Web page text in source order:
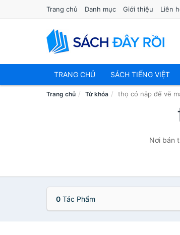
Trang chủ Danh mục Giới thiệu Liên
TRANG CHỦ SÁCH TIẾNG VIỆT
Trang chủ Từ khóa thọ có nắp để vẽ
Nơi bán
0 Tác Phẩm